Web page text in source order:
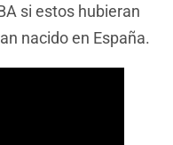
si estos hubieran
nacido en España.